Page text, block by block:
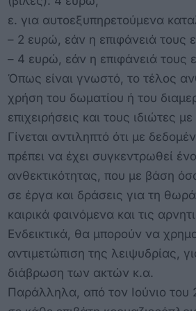
ε. για αυτοεξυπηρετούμενα
– 2 ευρώ, εάν η επιφάνειά τους
– 4 ευρώ, εάν η επιφάνειά τους
Όπως είναι γνωστό, το τέλος
χρήση του δωματίου ή του
επιχειρήσεις και τους ιδιώτες
Γίνεται αντιληπτό ότι με
πρέπει να έχει συγκεντρωθεί
ανθεκτικότητας, που με βάση
σε έργα και δράσεις για τη
καιρικά φαινόμενα και τις
Ενδεικτικά, θα μπορούν να
αντιμετώπιση της λειψυδρίας,
διάβρωση των ακτών κ.α.
Παράλληλα, από τον Ιούνιο του